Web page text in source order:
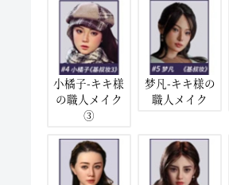
小橘子-キキ様
の職人メイク
③
梦凡-キキ様の
職人メイク